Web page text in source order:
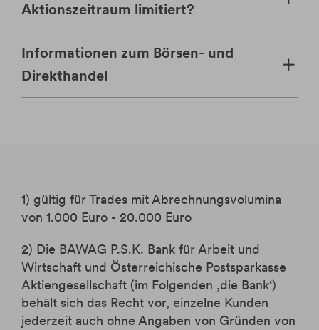
Aktionszeitraum limitiert?
Informationen zum Börsen- und
Direkthandel
1) gültig für Trades mit Abrechnungsvolumina
von 1.000 Euro - 20.000 Euro
2) Die BAWAG P.S.K. Bank für Arbeit und
Wirtschaft und Österreichische Postsparkasse
Aktiengesellschaft (im Folgenden ‚die Bank‘)
behält sich das Recht vor, einzelne Kunden
jederzeit auch ohne Angaben von Gründen von